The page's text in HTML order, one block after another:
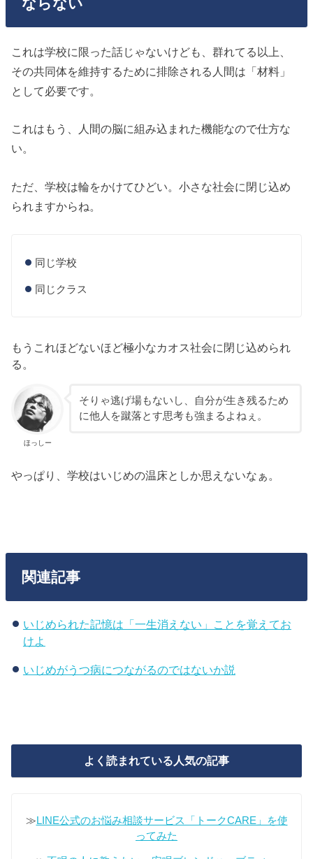
これは学校に限った話じゃないけども、群れてる以上、
その共同体を維持するために排除される人間は「材料」
として必要です。
これはもう、人間の脳に組み込まれた機能なので仕方な
い。
ただ、学校は輪をかけてひどい。小さな社会に閉じ込め
られますからね。
同じ学校
同じクラス
もうこれほどないほど極小なカオス社会に閉じ込められ
る。
ほっしー
そりゃ逃げ場もないし、自分が生き残るため
に他人を蹴落とす思考も強まるよねぇ。
やっぱり、学校はいじめの温床としか思えないなぁ。
関連記事
いじめられた記憶は「一生消えない」ことを覚えてお
けよ
いじめがうつ病につながるのではないか説
よく読まれている人気の記事
≫ LINE公式のお悩み相談サービス「トークCARE」を使
ってみた